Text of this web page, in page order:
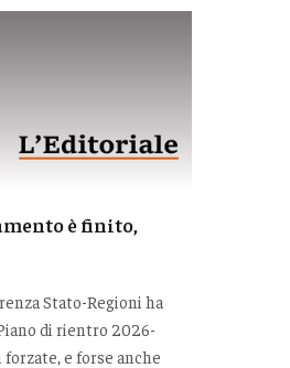
è finito,
Stato-Regioni ha
di rientro 2026-
e forse anche